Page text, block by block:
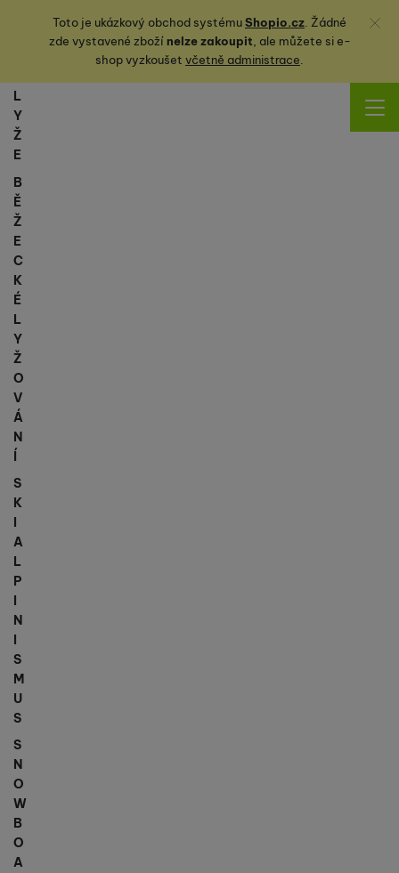
Toto je ukázkový obchod systémuShopio.cz. Žádné
zde vystavené zbožínelze zakoupit, ale můžete sie-
shop vyzkoušet včetně administrace.
Zavřít
L
Y
Ž
E
B
Ě
Ž
E
C
K
É
L
Y
Ž
O
V
Á
N
Í
S
K
I
A
L
P
I
N
I
S
M
U
S
S
N
O
W
B
O
A